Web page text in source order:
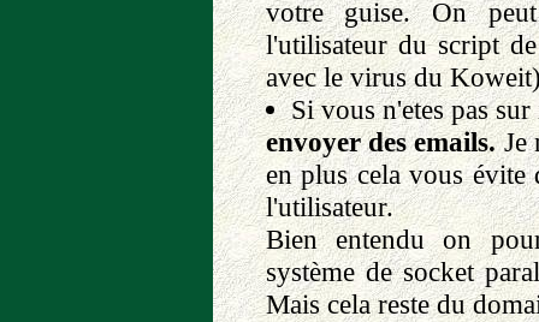
votre guise. On
l'utilisateur du script
avec le virus du
Si vous n'etes pas
envoyer des emails.Je
en plus cela vous évite
l'utilisateur.
Bien entendu on
système de socket
Mais cela reste du